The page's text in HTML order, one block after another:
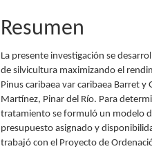
Resumen
La presente investigación se
de silvicultura maximizando el
Pinus caribaea var caribaea Barret y
Martínez, Pinar del Río. Para
tratamiento se formuló un modelo
presupuesto asignado y
trabajó con el Proyecto de